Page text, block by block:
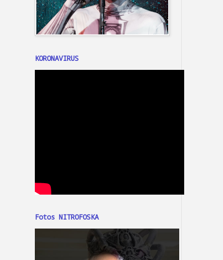
KORONAVIRUS
Fotos NITROFOSKA